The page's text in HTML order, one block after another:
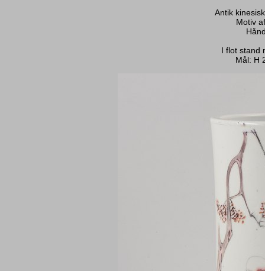
Antik
Motiv
I flot stand
Mål: H